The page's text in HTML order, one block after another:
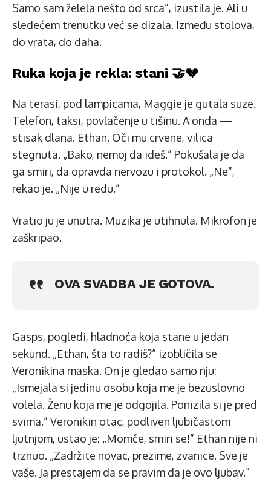
Samo sam želela nešto od srca”, izustila je. Ali u
sledećem trenutku već se dizala. Između stolova,
do vrata, do daha.
Ruka koja je rekla: stani 🤝💔
Na terasi, pod lampicama, Maggie je gutala suze.
Telefon, taksi, povlačenje u tišinu. A onda —
stisak dlana. Ethan. Oči mu crvene, vilica
stegnuta. „Bako, nemoj da ideš.” Pokušala je da
ga smiri, da opravda nervozu i protokol. „Ne”,
rekao je. „Nije u redu.”
Vratio ju je unutra. Muzika je utihnula. Mikrofon je
zaškripao.
OVA SVADBA JE GOTOVA.
Gasps, pogledi, hladnoća koja stane u jedan
sekund. „Ethan, šta to radiš?” izobličila se
Veronikina maska. On je gledao samo nju:
„Ismejala si jedinu osobu koja me je bezuslovno
volela. Ženu koja me je odgojila. Ponizila si je pred
svima.” Veronikin otac, podliven ljubičastom
ljutnjom, ustao je: „Momče, smiri se!” Ethan nije ni
trznuo. „Zadržite novac, prezime, zvanice. Sve je
vaše. Ja prestajem da se pravim da je ovo ljubav.”